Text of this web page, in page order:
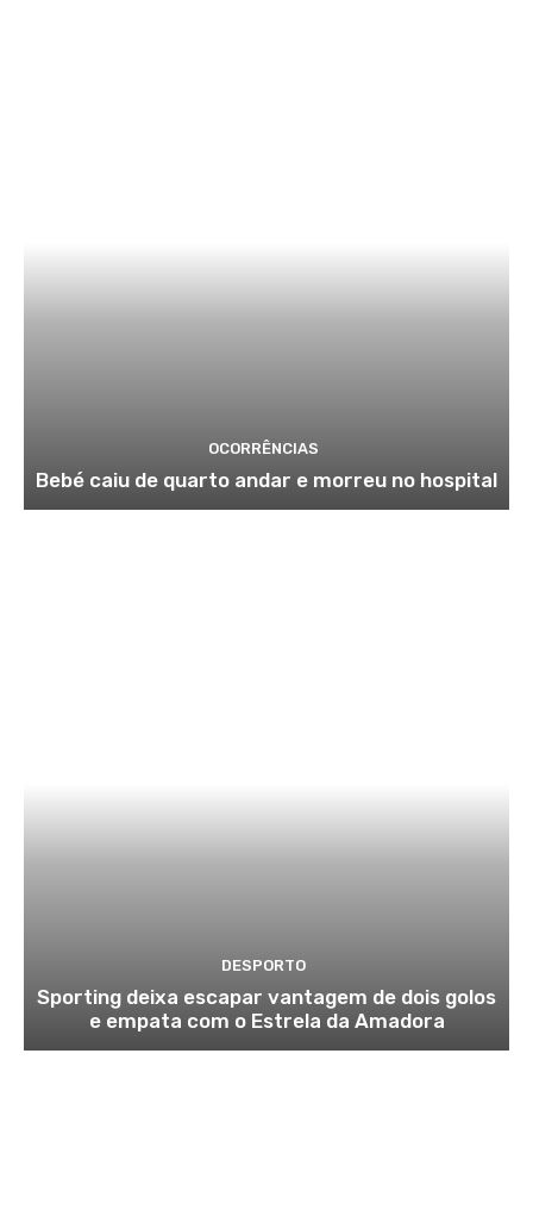
OCORRÊNCIAS
Bebé caiu de quarto andar e morreu no hospital
DESPORTO
Sporting deixa escapar vantagem de dois golos
e empata com o Estrela da Amadora